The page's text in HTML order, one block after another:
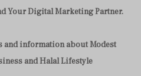
Your Digital Marketing Partner.
and information about Modest
and Halal Lifestyle